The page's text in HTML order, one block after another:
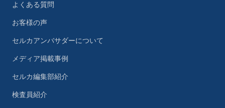
よくある質問
お客様の声
セルカアンバサダーについて
メディア掲載事例
セルカ編集部紹介
検査員紹介